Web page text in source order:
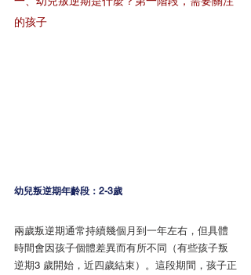
的孩子
幼兒叛逆期年齡段：2-3歲
兩歲叛逆期通常持續幾個月到一年左右，但具體
時間會因孩子個體差異而有所不同（有些孩子叛
逆期3 歲開始，近四歲結束）。這段期間，孩子正